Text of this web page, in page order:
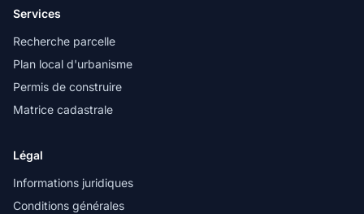
Services
Recherche parcelle
Plan local d'urbanisme
Permis de construire
Matrice cadastrale
Légal
Informations juridiques
Conditions générales